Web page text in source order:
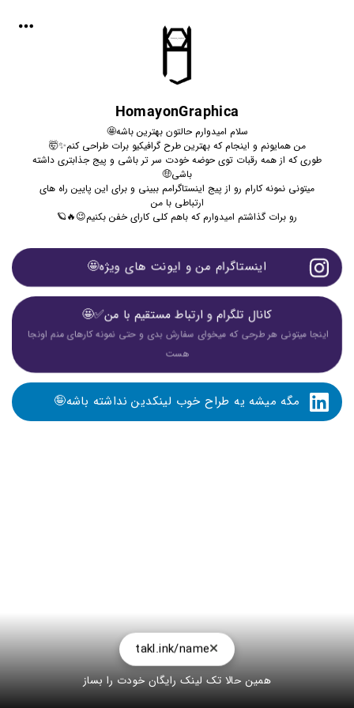
HomayonGraphica
سلام امیدوارم حالتون بهترین باشه🤩
من همایونم و اینجام که بهترین طرح گرافیکیو برات طراحی کنم✨🤯
طوری که از همه رقبات توی حوضه خودت سر تر باشی و پیج جذابتری داشته
باشی🤑
میتونی نمونه کارام رو از پیج اینستاگرامم ببینی و برای این پایین راه های
ارتباطی با من
رو برات گذاشتم امیدوارم که باهم کلی کارای خفن بکنیم😉🔥🪐
اینستاگرام من و ایونت های ویژه🤩
کانال تلگرام و ارتباط مستقیم با من✅🤩
هست
مگه میشه یه طراح خوب لینکدین نداشته باشه🤪
takl.ink/name
همین حالا تک لینک رایگان خودت را بساز